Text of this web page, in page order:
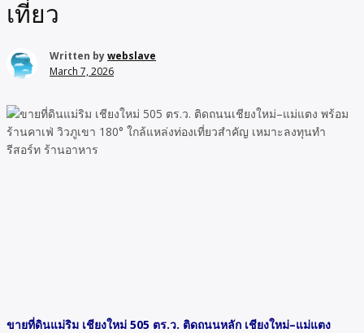
เที่ยว
Written bywebslave
March 7, 2026
ขายที่ดินแม่ริม เชียงใหม่ 505 ตร.ว. ติดถนนหลัก เชียงใหม่–แม่แตง